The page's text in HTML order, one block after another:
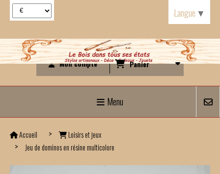
Mon compte Panier
Menu
Accueil
Loisirs et jeux
Jeu de dominos en résine multicolore
Langue ▼
Panneau de gestion des cookies